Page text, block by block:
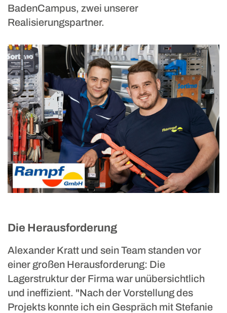
BadenCampus, zwei unserer
Realisierungspartner.
Die Herausforderung
Alexander Kratt und sein Team standen vor
einer großen Herausforderung: Die
Lagerstruktur der Firma war unübersichtlich
und ineffizient. "Nach der Vorstellung des
Projekts konnte ich ein Gespräch mit Stefanie